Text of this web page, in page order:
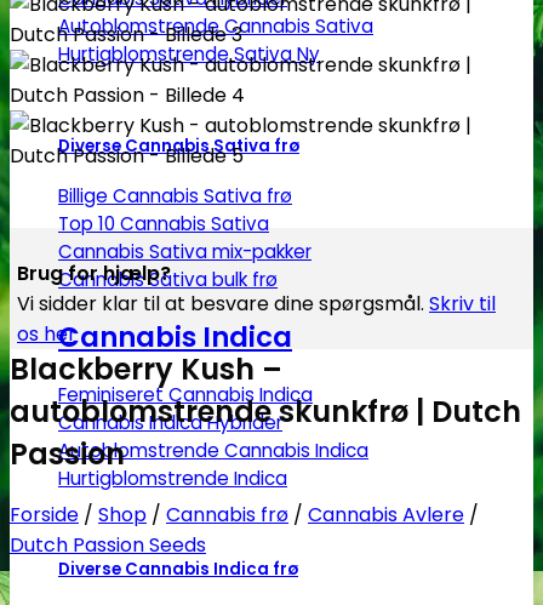
Autoblomstrende Cannabis Sativa
Hurtigblomstrende Sativa
Diverse Cannabis Sativa frø
Billige Cannabis Sativa frø
Top 10 Cannabis Sativa
Cannabis Sativa mix-pakker
Cannabis Sativa bulk frø
Cannabis Indica
Feminiseret Cannabis Indica
Cannabis Indica Hybrider
Autoblomstrende Cannabis Indica
Hurtigblomstrende Indica
Diverse Cannabis Indica frø
Brug for hjælp?
Vi sidder klar til at besvare dine spørgsmål. Skriv til
os her
Blackberry Kush –
autoblomstrende skunkfrø | Dutch
Passion
Forside / Shop / Cannabis frø / Cannabis Avlere /
Dutch Passion Seeds